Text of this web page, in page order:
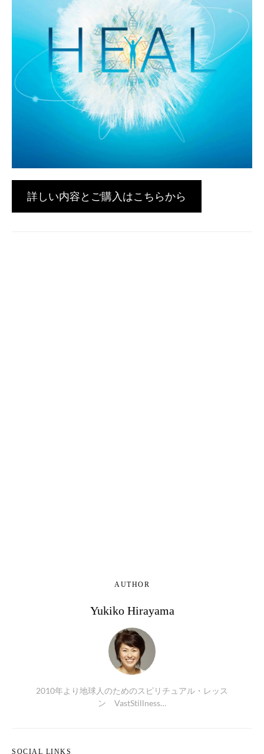
詳しい内容とご購入はこちらから
AUTHOR
Yukiko Hirayama
2010年より地球人のためのスピリチュアル・レッス
ン VastStillness…
SOCIAL LINKS